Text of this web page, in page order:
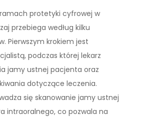
protetyki cyfrowej w
przebiega według kilku
Pierwszym krokiem jest
podczas której lekarz
jamy ustnej pacjenta oraz
dotyczące leczenia.
się skanowanie jamy ustnej
intraoralnego, co pozwala na